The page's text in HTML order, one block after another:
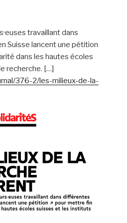
travaillant dans
Suisse lancent une pétition
dans les hautes écoles
recherche. […]
376-2/les-milieux-de-la-